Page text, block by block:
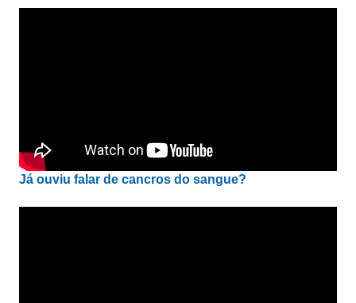
Já ouviu falar de cancros do sangue?